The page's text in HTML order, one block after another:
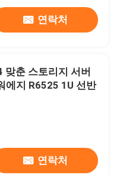
연락처
맞춘 스토리지 서버
에지 R6525 1U 선반
연락처